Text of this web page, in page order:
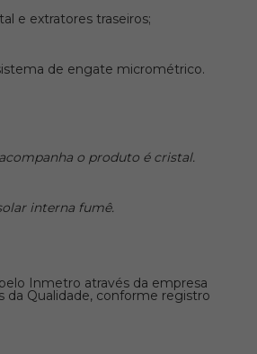
e extratores traseiros;
de engate micrométrico.
o produto é cristal.
interna fumê.
Inmetro através da empresa
da Qualidade, conforme registro